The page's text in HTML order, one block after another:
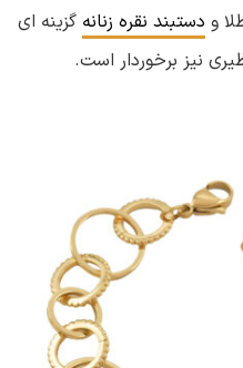
و دستبند نقره زنانه گزینه ای
نیز برخوردار است.